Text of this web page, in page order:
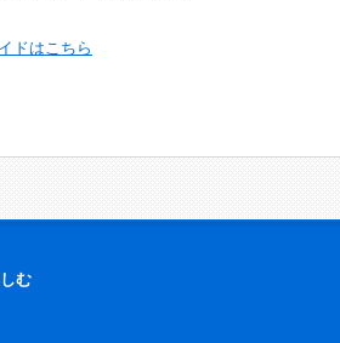
ドはこちら
む